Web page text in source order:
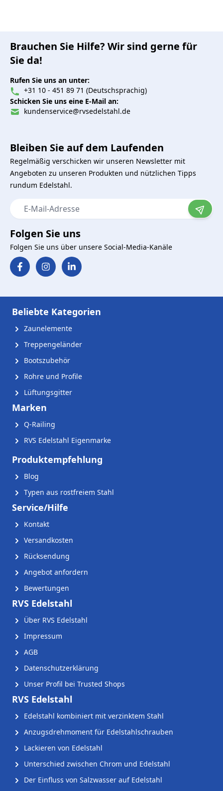
Brauchen Sie Hilfe? Wir sind gerne für
Sie da!
Rufen Sie uns an unter:
+31 10 - 451 89 71 (Deutschsprachig)
Schicken Sie uns eine E-Mail an:
kundenservice@rvsedelstahl.de
Bleiben Sie auf dem Laufenden
Regelmäßig verschicken wir unseren Newsletter mit
Angeboten zu unseren Produkten und nützlichen Tipps
rundum Edelstahl.
E-Mail-Adresse
Folgen Sie uns
Folgen Sie uns über unsere Social-Media-Kanäle
Beliebte Kategorien
Zaunelemente
Treppengeländer
Bootszubehör
Rohre und Profile
Lüftungsgitter
Marken
Q-Railing
RVS Edelstahl Eigenmarke
Produktempfehlung
Blog
Typen aus rostfreiem Stahl
Service/Hilfe
Kontakt
Versandkosten
Rücksendung
Angebot anfordern
Bewertungen
RVS Edelstahl
Über RVS Edelstahl
Impressum
AGB
Datenschutzerklärung
Unser Profil bei Trusted Shops
RVS Edelstahl
Edelstahl kombiniert mit verzinktem Stahl
Anzugsdrehmoment für Edelstahlschrauben
Lackieren von Edelstahl
Unterschied zwischen Chrom und Edelstahl
Der Einfluss von Salzwasser auf Edelstahl